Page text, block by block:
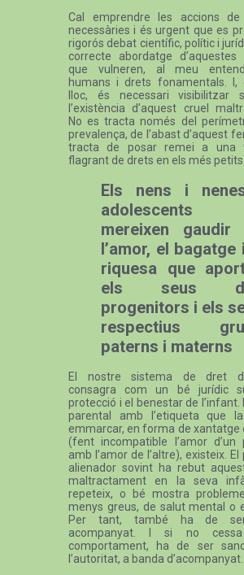
Cal emprendre les accions de
necessàries i és urgent que es
rigorós debat científic, polític i
correcte abordatge d’aquestes
que vulneren, al meu
humans i drets fonamentals. I,
lloc, és necessari visibilitzar
l’existència d’aquest cruel
No es tracta només del
prevalença, de l’abast d’aquest
tracta de posar remei a una
flagrant de drets en els més petits.
Els nens i
adolescents
mereixen gaudir
l’amor, el bagatge
riquesa que
els seus
progenitors i els
respectius
paterns i materns
El nostre sistema de dret
consagra com un bé jurídic
protecció i el benestar de l’infant.
parental amb l’etiqueta que
emmarcar, en forma de xantatge
(fent incompatible l’amor d’un
amb l’amor de l’altre), existeix.
alienador sovint ha rebut
maltractament en la seva
repeteix, o bé mostra
menys greus, de salut mental o
Per tant, també ha de
acompanyat. I si no
comportament, ha de ser
l’autoritat, a banda d’acompanyat.